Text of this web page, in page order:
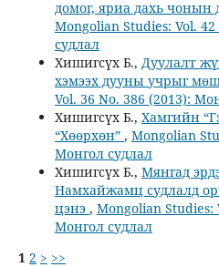
домог, яриа дахь чонын
Mongolian Studies: Vol.
судлал
Хишигсүх Б., Дуулалт
хэмээх дууны учрыг
Vol. 36 No. 386 (2013):
Хишигсүх Б., Хамгийн
“Хөөрхөн” , Mongolian
Монгол судлал
Хишигсүх Б., Мянгад
Намхайжамц судлалд
цэнэ , Mongolian Studies:
Монгол судлал
1 2 > >>